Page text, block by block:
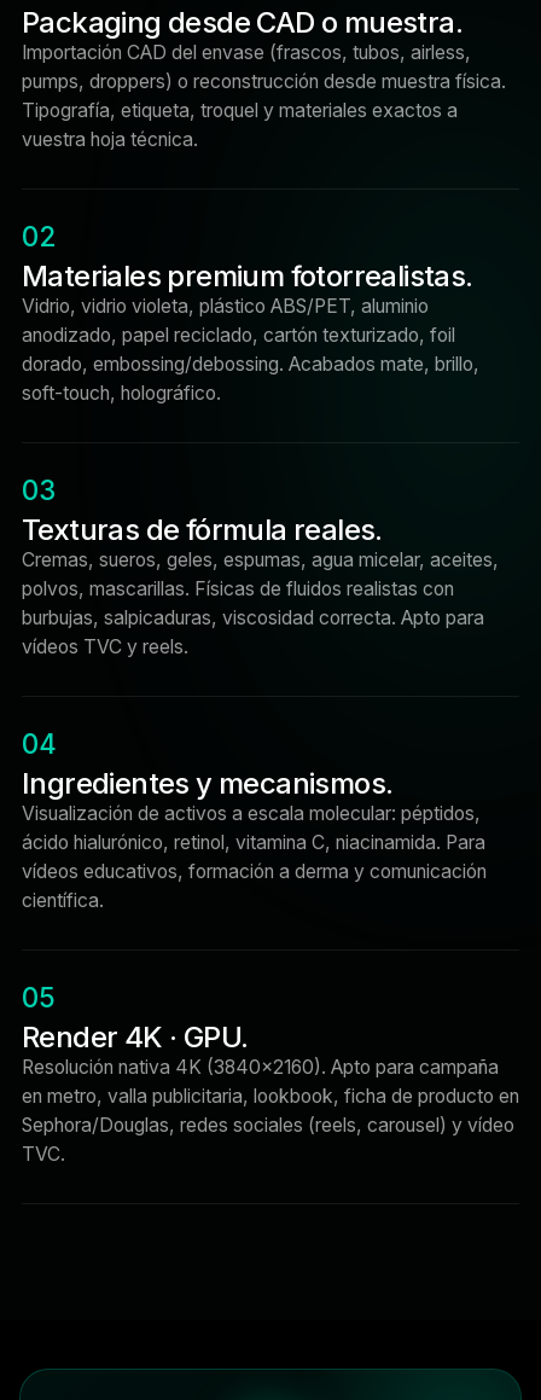
Packaging desde CAD o muestra.
Importación CAD del envase (frascos, tubos, airless,
pumps, droppers) o reconstrucción desde muestra física.
Tipografía, etiqueta, troquel y materiales exactos a
vuestra hoja técnica.
02
Materiales premium fotorrealistas.
Vidrio, vidrio violeta, plástico ABS/PET, aluminio
anodizado, papel reciclado, cartón texturizado, foil
dorado, embossing/debossing. Acabados mate, brillo,
soft-touch, holográfico.
03
Texturas de fórmula reales.
Cremas, sueros, geles, espumas, agua micelar, aceites,
polvos, mascarillas. Físicas de fluidos realistas con
burbujas, salpicaduras, viscosidad correcta. Apto para
vídeos TVC y reels.
04
Ingredientes y mecanismos.
Visualización de activos a escala molecular: péptidos,
ácido hialurónico, retinol, vitamina C, niacinamida. Para
vídeos educativos, formación a derma y comunicación
científica.
05
Render 4K · GPU.
Resolución nativa 4K (3840×2160). Apto para campaña
en metro, valla publicitaria, lookbook, ficha de producto en
Sephora/Douglas, redes sociales (reels, carousel) y vídeo
TVC.